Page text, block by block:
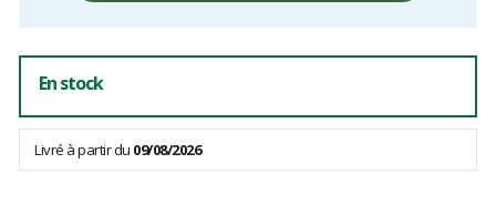
En stock
Livré à partir du 09/08/2026